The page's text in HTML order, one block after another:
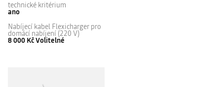
technické kritérium
ano
Nabíjecí kabel Flexicharger pro
domácí nabíjení (220 V)
8 000 KčVolitelné